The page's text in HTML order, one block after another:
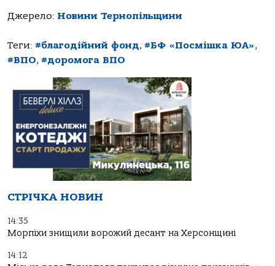
Джерело: Новини Тернопільщини
Теги: #благодійний фонд, #БФ «Посмішка ЮА»,
#ВПО, #доромога ВПО
СТРІЧКА НОВИН
14:35
Морпіхи знищили ворожий десант на Херсонщині
14:12